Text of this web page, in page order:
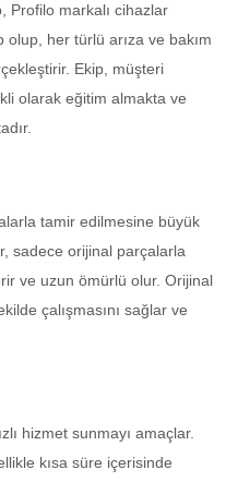
Profilo markalı cihazlar
her türlü arıza ve bakım
Ekip, müşteri
olarak eğitim almakta ve
tamir edilmesine büyük
sadece orijinal parçalarla
ve uzun ömürlü olur. Orijinal
çalışmasını sağlar ve
hizmet sunmayı amaçlar.
kısa süre içerisinde